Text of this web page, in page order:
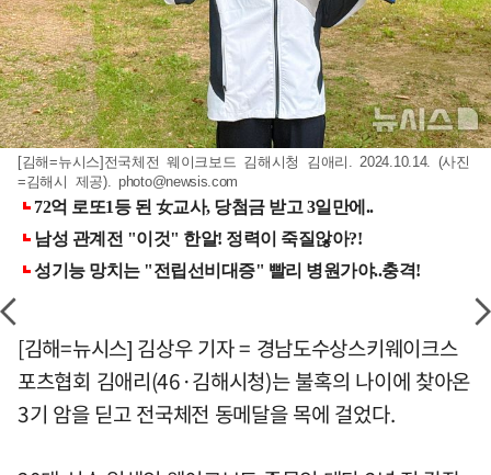
[김해=뉴시스]전국체전 웨이크보드 김해시청 김애리. 2024.10.14. (사진
=김해시 제공). photo@newsis.com
[김해=뉴시스] 김상우 기자 = 경남도수상스키웨이크스
포츠협회 김애리(46·김해시청)는 불혹의 나이에 찾아온
3기 암을 딛고 전국체전 동메달을 목에 걸었다.